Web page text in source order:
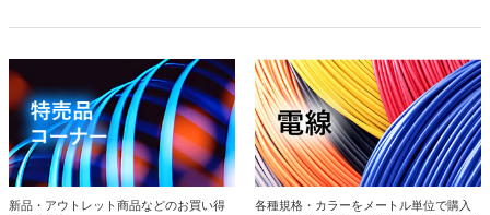
新品・アウトレット商品などのお買い得
各種規格・カラーをメートル単位で購入